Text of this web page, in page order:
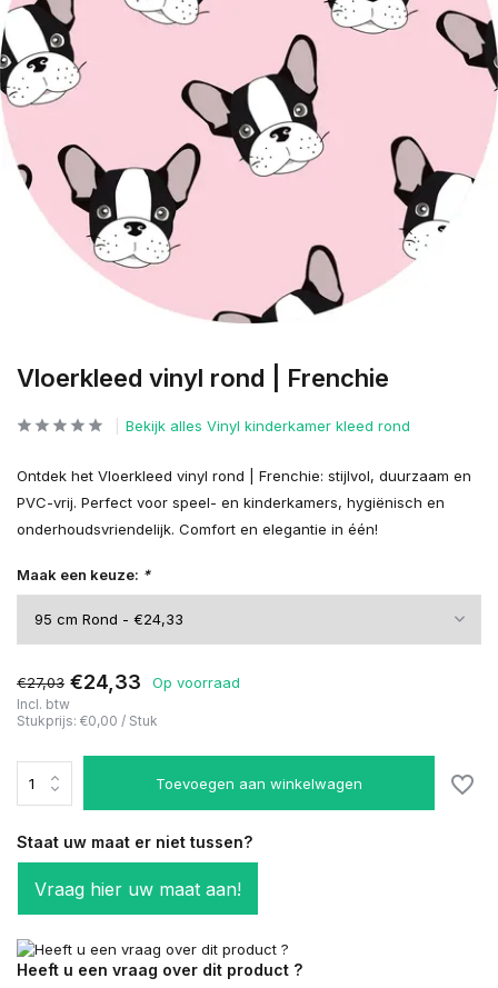
Vloerkleed vinyl rond | Frenchie
Bekijk alles Vinyl kinderkamer kleed rond
Ontdek het Vloerkleed vinyl rond | Frenchie: stijlvol, duurzaam en
PVC-vrij. Perfect voor speel- en kinderkamers, hygiënisch en
onderhoudsvriendelijk. Comfort en elegantie in één!
Maak een keuze: *
€27,03 €24,33 Op voorraad
Incl. btw
Stukprijs: €0,00 / Stuk
Toevoegen aan winkelwagen
Staat uw maat er niet tussen?
Vraag hier uw maat aan!
Heeft u een vraag over dit product ?